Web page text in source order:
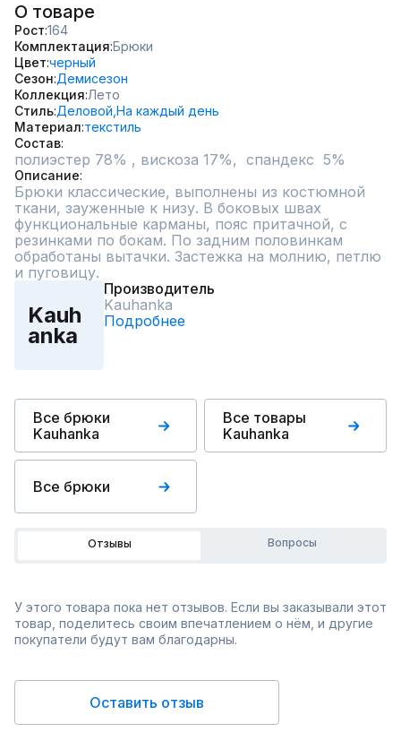
О товаре
Рост 164
Комплектация Брюки
Цвет черный
Сезон Демисезон
Коллекция Лето
Стиль Деловой, На каждый день
Материал текстиль
Состав
полиэстер 78% , вискоза 17%,  спандекс  5%
Описание
Брюки классические, выполнены из костюмной
ткани, зауженные к низу. В боковых швах
функциональные карманы, пояс притачной, с
резинками по бокам. По задним половинкам
обработаны вытачки. Застежка на молнию, петлю
и пуговицу.
Kauh
anka
Производитель
Kauhanka
Подробнее
Все брюки
Kauhanka
Все товары
Kauhanka
Все брюки
Отзывы Вопросы
У этого товара пока нет отзывов. Если вы заказывали этот
товар, поделитесь своим впечатлением о нём, и другие
покупатели будут вам благодарны.
Оставить отзыв